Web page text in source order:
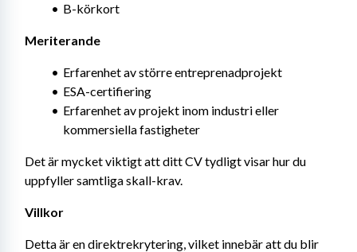
B-körkort
Meriterande
Erfarenhet av större entreprenadprojekt
ESA-certifiering
Erfarenhet av projekt inom industri eller
kommersiella fastigheter
Det är mycket viktigt att ditt CV tydligt visar hur du
uppfyller samtliga skall-krav.
Villkor
Detta är en direktrekrytering, vilket innebär att du blir